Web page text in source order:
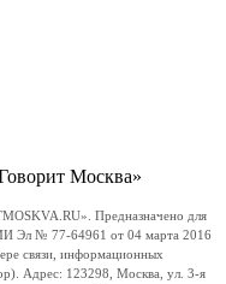
Москва»
Предназначено для
Эл № 77-64961 от 04 марта 2016
связи, информационных
Адрес: 123298, Москва, ул. 3-я